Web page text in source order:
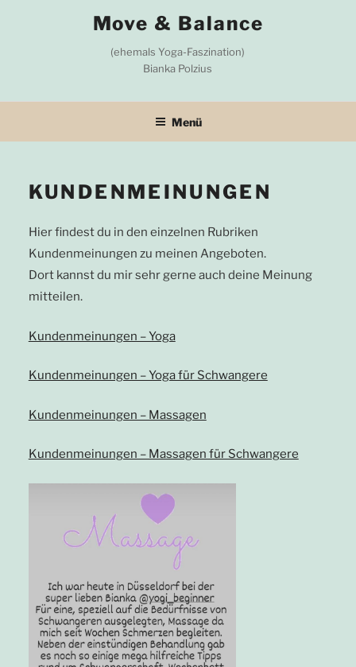
Move & Balance
(ehemals Yoga-Faszination)
Bianka Polzius
Menü
KUNDENMEINUNGEN
Hier findest du in den einzelnen Rubriken
Kundenmeinungen zu meinen Angeboten.
Dort kannst du mir sehr gerne auch deine Meinung
mitteilen.
Kundenmeinungen – Yoga
Kundenmeinungen – Yoga für Schwangere
Kundenmeinungen – Massagen
Kundenmeinungen – Massagen für Schwangere